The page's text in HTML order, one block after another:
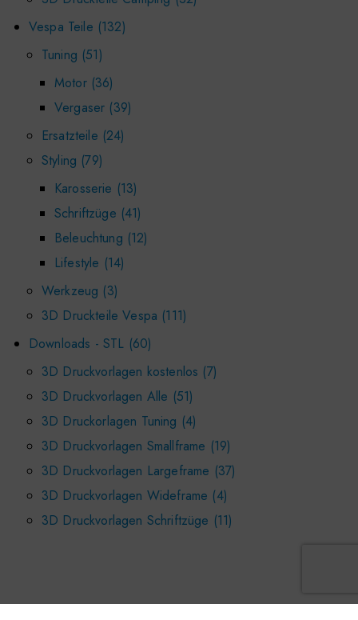
Vespa Teile 132
Tuning 51
Motor 36
Vergaser 39
Ersatzteile 24
Styling 79
Karosserie 13
Schriftzüge 41
Beleuchtung 12
Lifestyle 14
Werkzeug 3
3D Druckteile Vespa 111
Downloads - STL 60
3D Druckvorlagen kostenlos 7
3D Druckvorlagen Alle 51
3D Druckorlagen Tuning 4
3D Druckvorlagen Smallframe 19
3D Druckvorlagen Largeframe 37
3D Druckvorlagen Wideframe 4
3D Druckvorlagen Schriftzüge 11